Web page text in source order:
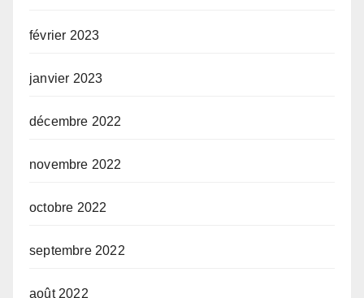
février 2023
janvier 2023
décembre 2022
novembre 2022
octobre 2022
septembre 2022
août 2022